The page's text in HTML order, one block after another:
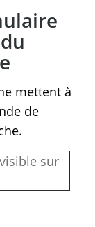
mettent à
de